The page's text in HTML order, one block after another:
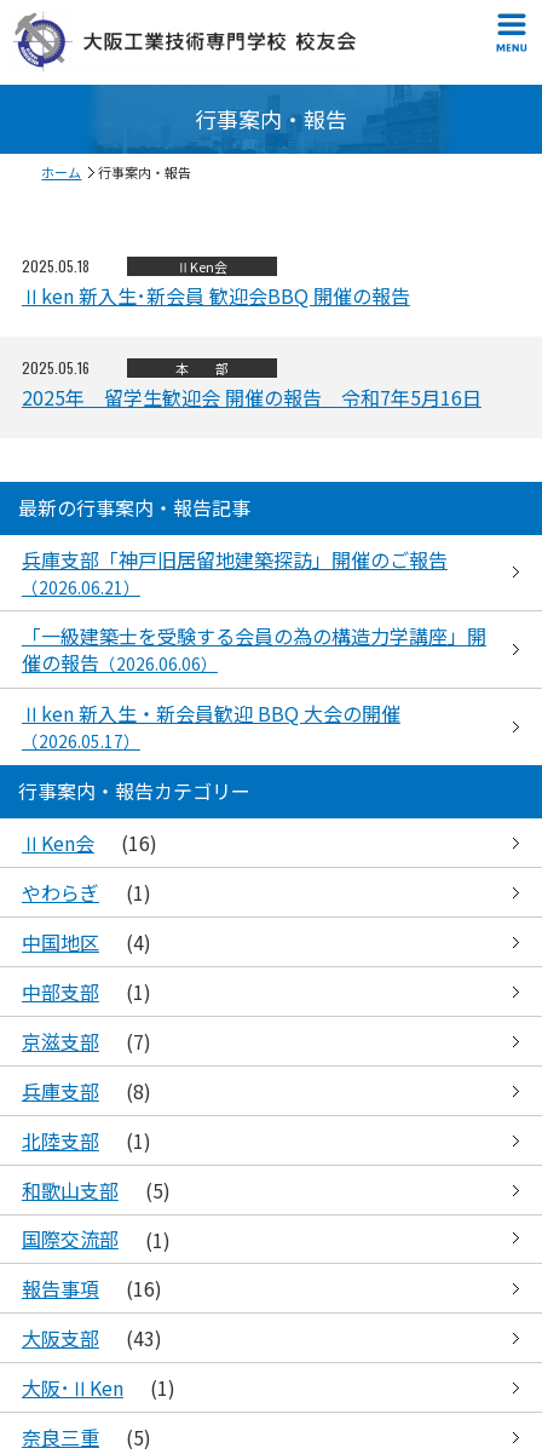
行事案内・報告
ホーム 行事案内・報告
2025.05.18 ⅡKen会
Ⅱken 新入生･新会員 歓迎会BBQ 開催の報告
2025.05.16 本 部
2025年 留学生歓迎会 開催の報告 令和7年5月16日
最新の行事案内・報告記事
兵庫支部「神戸旧居留地建築探訪」開催のご報告
（2026.06.21）
「一級建築士を受験する会員の為の構造力学講座」開
催の報告 （2026.06.06）
Ⅱken 新入生・新会員歓迎 BBQ 大会の開催
（2026.05.17）
行事案内・報告カテゴリー
ⅡKen会
(16)
やわらぎ
(1)
中国地区
(4)
中部支部
(1)
京滋支部
(7)
兵庫支部
(8)
北陸支部
(1)
和歌山支部
(5)
国際交流部
(1)
報告事項
(16)
大阪支部
(43)
大阪･ⅡKen
(1)
奈良三重
(5)